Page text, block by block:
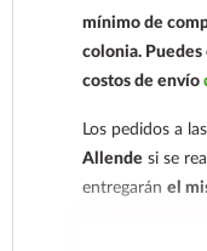
mínimo de
colonia.
costos de envío
Los pedidos a
Allende si se
entregaránel
Los pedidos de